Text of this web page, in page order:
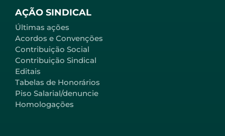
AÇÃO SINDICAL
Últimas ações
Acordos e Convenções
Contribuição Social
Contribuição Sindical
Editais
Tabelas de Honorários
Piso Salarial/denuncie
Homologações